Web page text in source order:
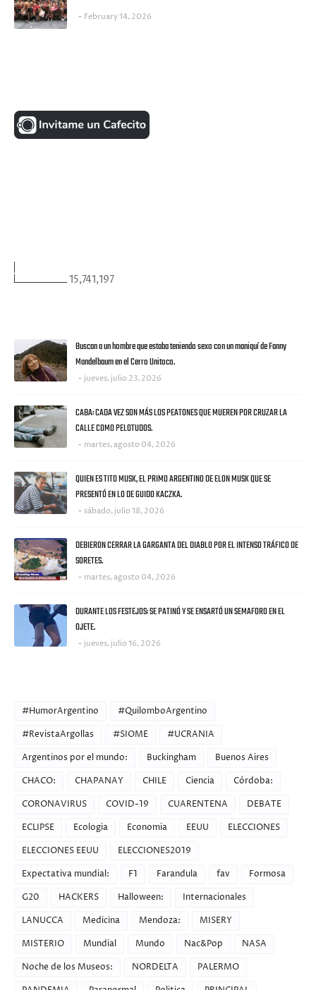
February 14, 2026
15,741,197
Buscan a un hombre que estaba teniendo sexo con un maniquí de Fanny
Mandelbaum en el Cerro Unitoco.
jueves, julio 23, 2026
CABA: CADA VEZ SON MÁS LOS PEATONES QUE MUEREN POR CRUZAR LA
CALLE COMO PELOTUDOS.
martes, agosto 04, 2026
QUIEN ES TITO MUSK, EL PRIMO ARGENTINO DE ELON MUSK QUE SE
PRESENTÓ EN LO DE GUIDO KACZKA.
sábado, julio 18, 2026
DEBIERON CERRAR LA GARGANTA DEL DIABLO POR EL INTENSO TRÁFICO DE
SORETES.
martes, agosto 04, 2026
DURANTE LOS FESTEJOS: SE PATINÓ Y SE ENSARTÓ UN SEMAFORO EN EL
OJETE.
jueves, julio 16, 2026
#HumorArgentino
#QuilomboArgentino
#RevistaArgollas
#SIOME
#UCRANIA
Argentinos por el mundo:
Buckingham
Buenos Aires
CHACO:
CHAPANAY CHILE Ciencia
Córdoba:
CORONAVIRUS
COVID-19 CUARENTENA
DEBATE
ECLIPSE
Ecologia Economia EEUU
ELECCIONES
ELECCIONES EEUU
ELECCIONES2019
Expectativa mundial:
F1 Farandula fav
Formosa
G20
HACKERS Halloween:
Internacionales
LANUCCA
Medicina Mendoza:
MISERY
MISTERIO
Mundial Mundo Nac&Pop
NASA
Noche de los Museos:
NORDELTA
PALERMO